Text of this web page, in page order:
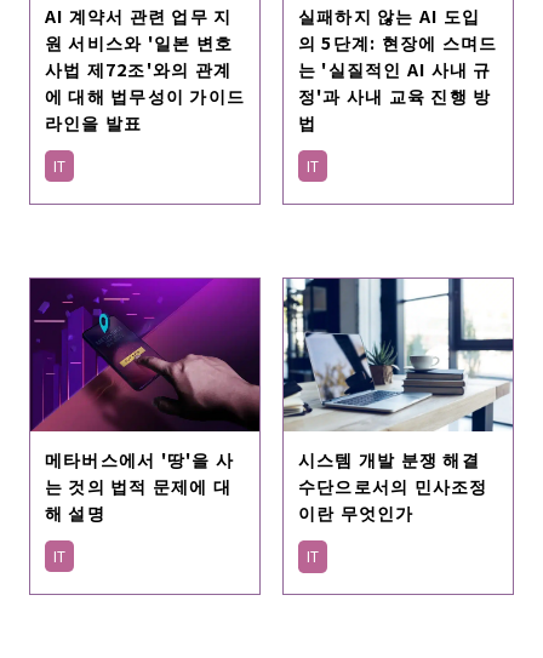
AI 계약서 관련 업무 지
원 서비스와 '일본 변호
사법 제72조'와의 관계
에 대해 법무성이 가이드
라인을 발표
IT
실패하지 않는 AI 도입
의 5단계: 현장에 스며드
는 '실질적인 AI 사내 규
정'과 사내 교육 진행 방
법
IT
메타버스에서 '땅'을 사
는 것의 법적 문제에 대
해 설명
IT
시스템 개발 분쟁 해결
수단으로서의 민사조정
이란 무엇인가
IT